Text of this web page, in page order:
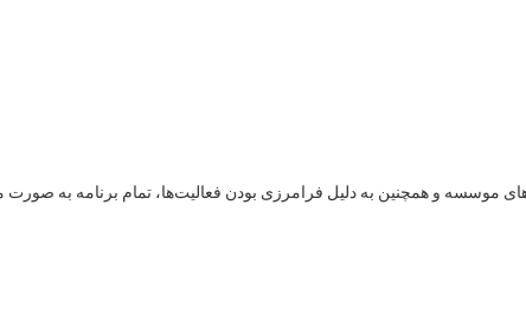
و همچنین به دلیل فرامرزی بودن فعالیت‌ها، تمام برنامه به